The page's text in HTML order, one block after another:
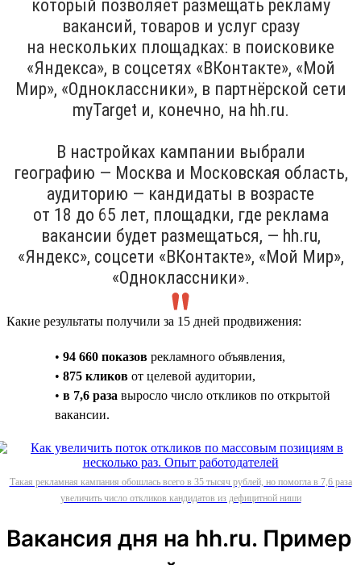
который позволяет размещать рекламу
вакансий, товаров и услуг сразу
на нескольких площадках: в поисковике
«Яндекса», в соцсетях «ВКонтакте», «Мой
Мир», «Одноклассники», в партнёрской сети
myTarget и, конечно, на hh.ru.
В настройках кампании выбрали
географию — Москва и Московская область,
аудиторию — кандидаты в возрасте
от 18 до 65 лет, площадки, где реклама
вакансии будет размещаться, — hh.ru,
«Яндекс», соцсети «ВКонтакте», «Мой Мир»,
«Одноклассники».
Какие результаты получили за 15 дней продвижения:
• 94 660 показов рекламного объявления,
• 875 кликов от целевой аудитории,
• в 7,6 раза выросло число откликов по открытой
вакансии.
Такая рекламная кампания обошлась всего в 35 тысяч рублей, но помогла в 7,6 раза
увеличить число откликов кандидатов из дефицитной ниши
Вакансия дня на hh.ru. Пример